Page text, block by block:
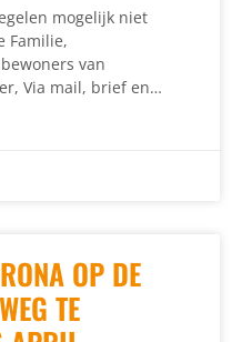
mogelijk niet
Familie,
van
Via mail, brief en…
OP DE
TE